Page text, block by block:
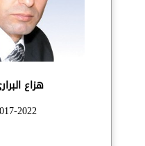
هزاع
2022